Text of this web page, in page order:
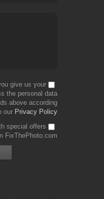
give us your
the personal data
above according
our Privacy Policy
special offers
FixThePhoto.com